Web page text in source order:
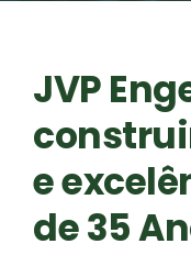
JVP
e
de 35